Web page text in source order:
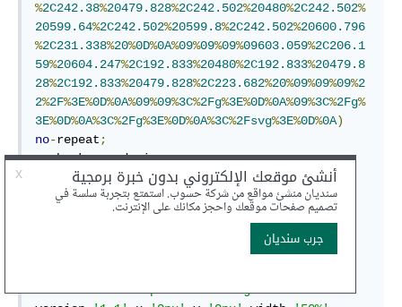
%2C242.38%20479.828%2C242.502%20480%2C242.502%
20599.64%2C242.502%20599.8%2C242.502%20600.796
%2C231.338%20%0D%0A%09%09%09%09603.059%2C206.1
59%20604.247%2C192.833%20480%2C192.833%20479.8
28%2C192.833%20479.828%2C223.682%20%09%09%09%2
2%2F%3E%0D%0A%09%09%3C%2Fg%3E%0D%0A%09%3C%2Fg%
3E%0D%0A%3C%2Fg%3E%0D%0A%3C%2Fsvg%3E%0D%0A)
no-repeat;
   background
-size: cover;
   height
: 484px;
svg+xml;utf8,
xmlns:xlink='http://www.w3.org/1999/xlink'